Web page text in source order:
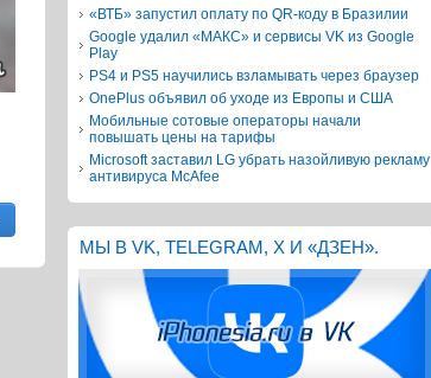
«ВТБ» запустил оплату по QR-коду в Бразилии
Google удалил «МАКС» и сервисы VK из Google
Play
PS4 и PS5 научились взламывать через браузер
OnePlus объявил об уходе из Европы и США
Мобильные сотовые операторы начали
повышать цены на тарифы
Microsoft заставил LG убрать назойливую рекламу
антивируса McAfee
МЫ В VK, TELEGRAM, X И «ДЗЕН».